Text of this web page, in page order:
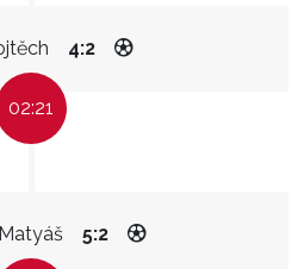
4:2
02:21
5:2